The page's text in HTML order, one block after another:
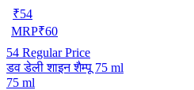
₹54
MRP₹60
54 Regular Price
डव डेली शाइन शैम्पू 75 ml
75 ml